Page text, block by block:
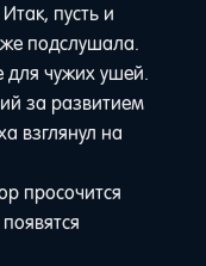
пусть и
подслушала.
чужих ушей.
за развитием
взглянул на
просочится